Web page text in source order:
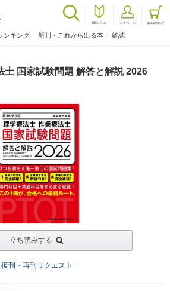
ンキング 新刊・これから出る本 雑誌
士 国家試験問題 解答と解説 2026
立ち読みする
復刊・再刊リクエスト